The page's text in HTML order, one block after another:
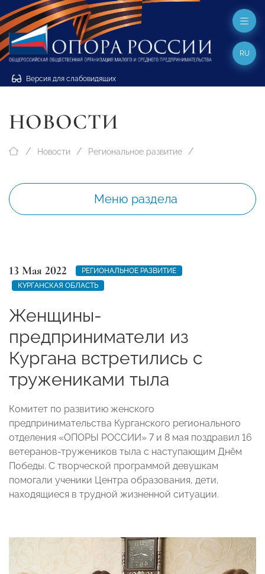
Версия для слабовидящих
RU
НОВОСТИ
Новости Региональное развитие
Меню раздела
13 Мая 2022
РЕГИОНАЛЬНОЕ РАЗВИТИЕ
КУРГАНСКАЯ ОБЛАСТЬ
Женщины-
предприниматели из
Кургана встретились с
тружениками тыла
Комитет по развитию женского
предпринимательства Курганского регионального
отделения «ОПОРЫ РОССИИ» 7 и 8 мая поздравил 16
ветеранов-тружеников тыла с наступающим Днём
Победы. С творческой программой девушкам
помогали ученики Центра образования, дети,
находящиеся в трудной жизненной ситуации.